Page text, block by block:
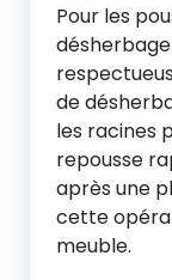
Pour les
de
les racines
repousse
après une
cette
meuble.